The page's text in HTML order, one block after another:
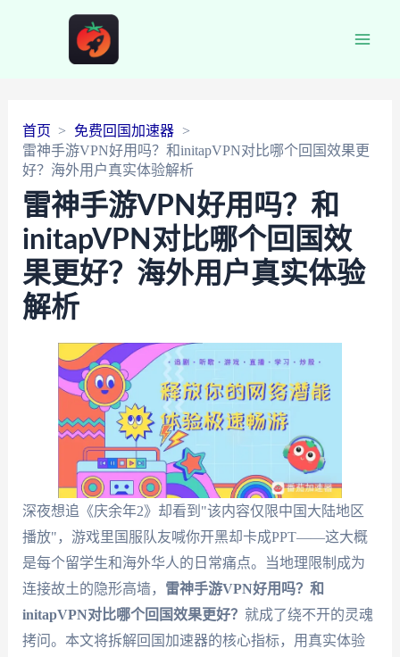
首页
免费回国加速器
雷神手游VPN好用吗？和initapVPN对比哪个回国效果更
好？海外用户真实体验解析
雷神手游VPN好用吗？和
initapVPN对比哪个回国效
果更好？海外用户真实体验
解析
深夜想追《庆余年2》却看到"该内容仅限中国大陆地区
播放"，游戏里国服队友喊你开黑却卡成PPT——这大概
是每个留学生和海外华人的日常痛点。当地理限制成为
连接故土的隐形高墙， 雷神手游VPN好用吗？和
initapVPN对比哪个回国效果更好？ 就成了绕不开的灵魂
拷问。本文将拆解回国加速器的核心指标，用真实体验